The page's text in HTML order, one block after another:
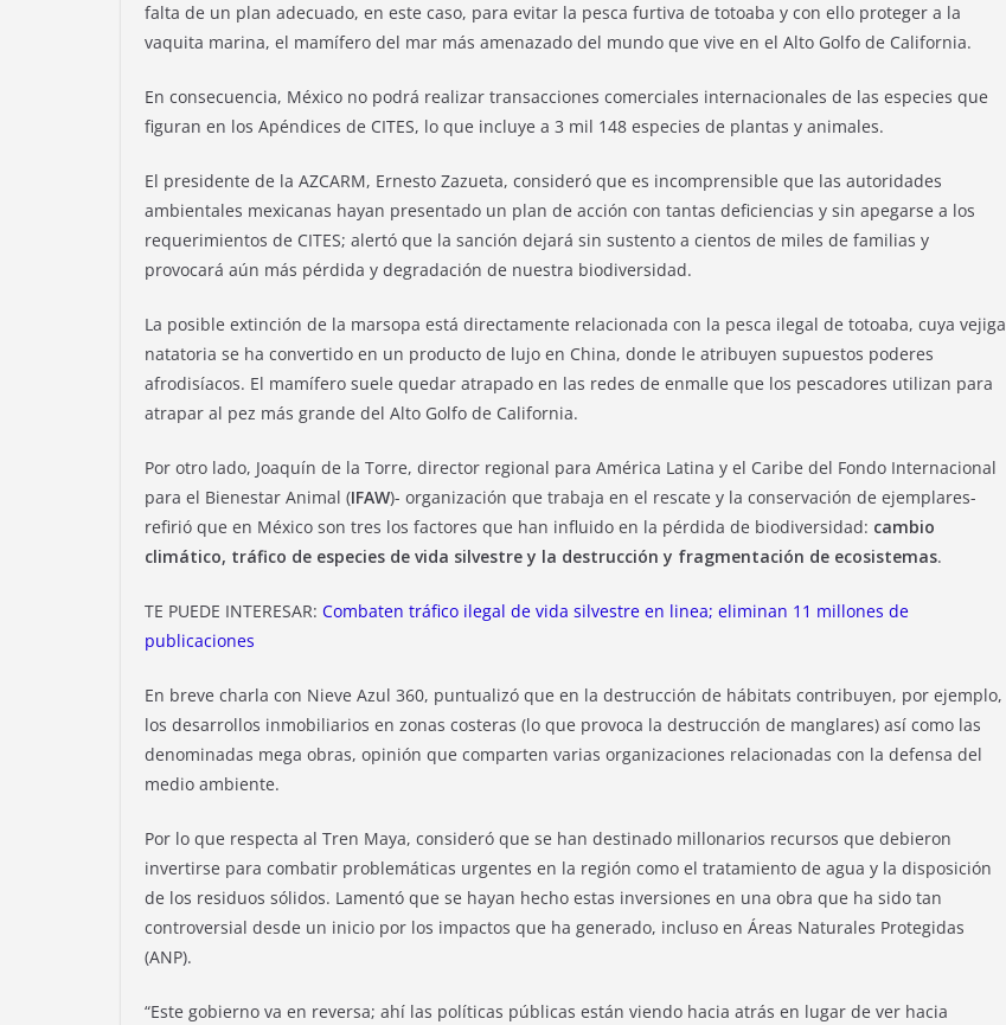
falta de un plan adecuado, en este caso, para evitar la pesca furtiva de totoaba y con ello proteger a la
vaquita marina, el mamífero del mar más amenazado del mundo que vive en el Alto Golfo de California.
En consecuencia, México no podrá realizar transacciones comerciales internacionales de las especies que
figuran en los Apéndices de CITES, lo que incluye a 3 mil 148 especies de plantas y animales.
El presidente de la AZCARM, Ernesto Zazueta, consideró que es incomprensible que las autoridades
ambientales mexicanas hayan presentado un plan de acción con tantas deficiencias y sin apegarse a los
requerimientos de CITES; alertó que la sanción dejará sin sustento a cientos de miles de familias y
provocará aún más pérdida y degradación de nuestra biodiversidad.
La posible extinción de la marsopa está directamente relacionada con la pesca ilegal de totoaba, cuya vejiga
natatoria se ha convertido en un producto de lujo en China, donde le atribuyen supuestos poderes
afrodisíacos. El mamífero suele quedar atrapado en las redes de enmalle que los pescadores utilizan para
atrapar al pez más grande del Alto Golfo de California.
Por otro lado, Joaquín de la Torre, director regional para América Latina y el Caribe del Fondo Internacional
para el Bienestar Animal (IFAW)- organización que trabaja en el rescate y la conservación de ejemplares-
refirió que en México son tres los factores que han influido en la pérdida de biodiversidad: cambio
climático, tráfico de especies de vida silvestre y la destrucción y fragmentación de ecosistemas.
TE PUEDE INTERESAR: Combaten tráfico ilegal de vida silvestre en linea; eliminan 11 millones de
publicaciones
En breve charla con Nieve Azul 360, puntualizó que en la destrucción de hábitats contribuyen, por ejemplo,
los desarrollos inmobiliarios en zonas costeras (lo que provoca la destrucción de manglares) así como las
denominadas mega obras, opinión que comparten varias organizaciones relacionadas con la defensa del
medio ambiente.
Por lo que respecta al Tren Maya, consideró que se han destinado millonarios recursos que debieron
invertirse para combatir problemáticas urgentes en la región como el tratamiento de agua y la disposición
de los residuos sólidos. Lamentó que se hayan hecho estas inversiones en una obra que ha sido tan
controversial desde un inicio por los impactos que ha generado, incluso en Áreas Naturales Protegidas
(ANP).
“Este gobierno va en reversa; ahí las políticas públicas están viendo hacia atrás en lugar de ver hacia